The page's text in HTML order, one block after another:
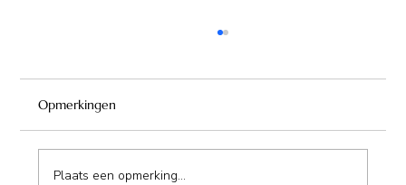
Opmerkingen
Plaats een opmerking...